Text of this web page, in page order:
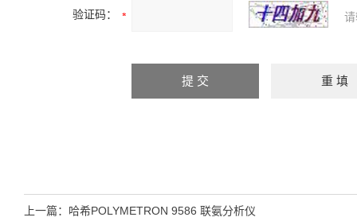
验证码：
上一篇： 哈希POLYMETRON 9586 联氨分析仪